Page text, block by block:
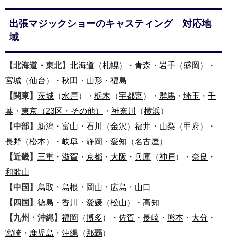
出張マジックショーのキャスティング 対応地
域
【北海道・東北】 北海道 （札幌）・ 青森 ・ 岩手 （盛岡 ）・
宮城 （仙台 ）・ 秋田 ・ 山形 ・ 福島
【関東】 茨城 （水戸）・ 栃木 （宇都宮）・ 群馬 ・ 埼玉 ・ 千
葉 ・ 東京 （23区・その他） ・ 神奈川 （横浜）
【中部】 新潟 ・ 富山 ・ 石川 （金沢 ） 福井 ・ 山梨 （甲府）・
長野 （松本）・ 岐阜 ・ 静岡 ・ 愛知 （名古屋）
【近畿】 三重 ・ 滋賀 ・ 京都 ・ 大阪 ・ 兵庫 （神戸）・ 奈良 ・
和歌山
【中国】 鳥取 ・ 島根 ・ 岡山 ・ 広島 ・ 山口
【四国】 徳島 ・ 香川 ・ 愛媛 （松山）・ 高知
【九州・沖縄】 福岡 （博多）・ 佐賀 ・ 長崎 ・ 熊本 ・ 大分 ・
宮崎 ・ 鹿児島 ・ 沖縄 （那覇）